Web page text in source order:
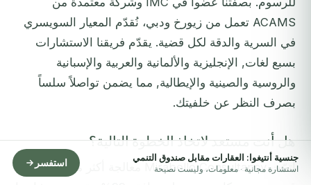
ACAMS تعمل من زيورخ ودبي، نُقدّم المعيار السويسري
في السرية والدقة لكل قضية. يقدّم فريقنا الاستشارات
بسبع لغات, الإنجليزية والألمانية والعربية والإسبانية
والروسية والصينية والإيطالية, مما يضمن تواصلاً سلساً
بصرف النظر عن خلفيتك.
هل أنت مستعد لاتخاذ الخطوة التالية؟
أتمّت Mirabello Consultancy معالجة أكثر من 250
جنسية أنتيغوا: العقارات مقابل صندوق التنمي
استشارة مجانية · معلومات، وليست نصيحة
استفسر